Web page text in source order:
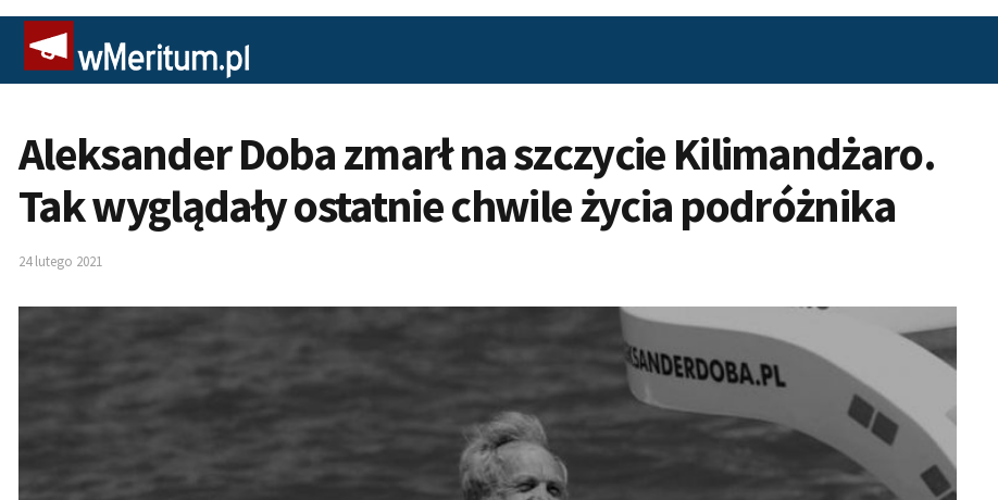
Aleksander Doba zmarł na szczycie Kilimandżaro.
Tak wyglądały ostatnie chwile życia podróżnika
24 lutego 2021